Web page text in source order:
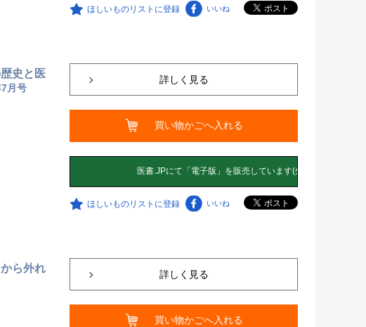
ほしいものリストに登録 いいね
史と医
月号
詳しく見る
買い物かごへ入れる
ほしいものリストに登録 いいね
ら外れ
詳しく見る
買い物かごへ入れる